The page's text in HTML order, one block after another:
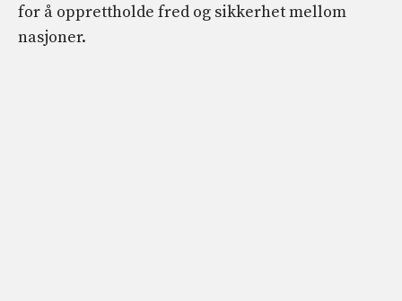
for å opprettholde fred og sikkerhet mellom
nasjoner.